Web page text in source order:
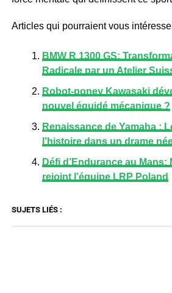
Articles qui pourraient vous
BMW R 1300 GS:
Radicale par un Atelier
Robot-poney Kawasaki
nouvel équidé mécanique ?
Renaissance de Yamaha :
l’histoire dans un drame
Défi d’Endurance au Mans:
rejoint l’équipe LRP Poland